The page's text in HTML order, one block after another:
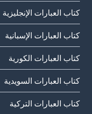
كتاب العبارات الإنجليزية
كتاب العبارات الإسبانية
كتاب العبارات الكورية
كتاب العبارات السويدية
كتاب العبارات التركية